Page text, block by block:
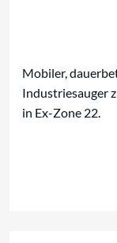
Mobiler,
Industriesauger
in Ex-Zone 22.